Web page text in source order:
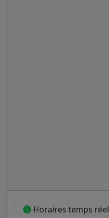
Horaires temps réel